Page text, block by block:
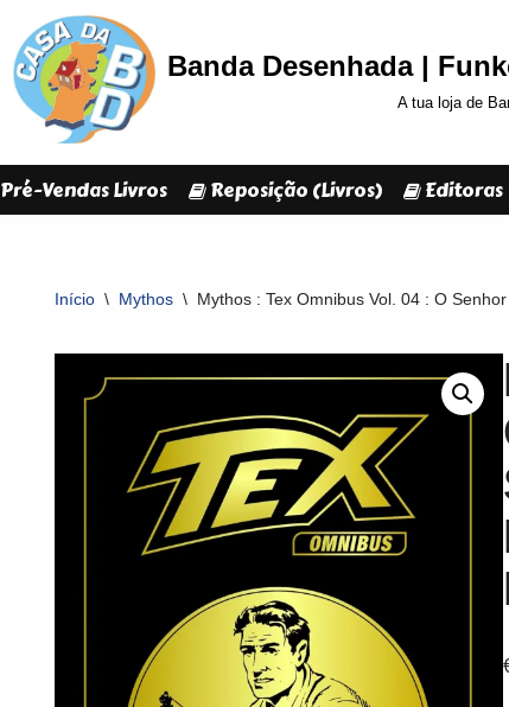
Banda Desenhada |
A tua loja de
Pré-Vendas Livros Reposição (Livros) Editoras
Início \ Mythos \ Mythos : Tex Omnibus Vol. 04 : O